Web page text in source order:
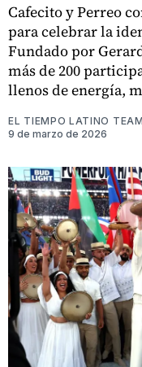
Cafecito y Perreo
para celebrar la
Fundado por
más de 200
llenos de energía,
EL TIEMPO LATINO TEAM
9 de marzo de 2026